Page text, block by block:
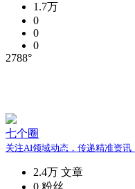
1.7万
0
0
0
2788°
七个圈
关注AI领域动态，传递精准资讯
2.4万 文章